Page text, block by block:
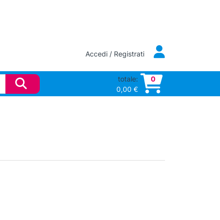
Accedi / Registrati
totale:
0,00 €
0